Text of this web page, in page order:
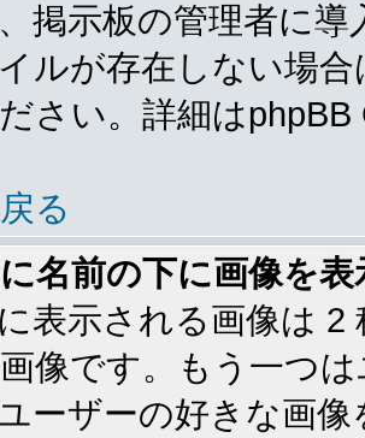
掲示板の管理者に
ルが存在しない場
さい。詳細は
る
名前の下に画像を
表示される画像は
像です。もう一つ
ーザーの好きな画